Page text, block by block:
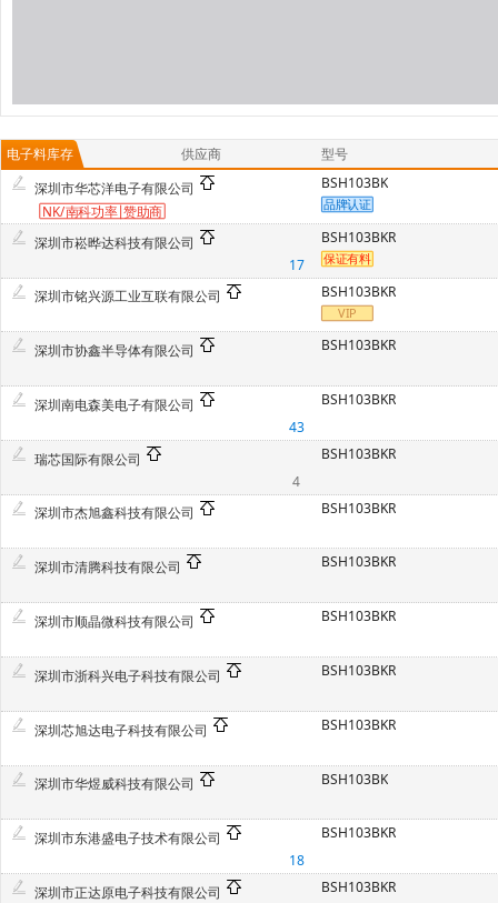
电子料库存 供应商
型号
深圳市华芯洋电子有限公司
NK/南科功率 赞助商
BSH103BK
深圳市崧晔达科技有限公司
17
BSH103BKR
深圳市铭兴源工业互联有限公司 BSH103BKR
深圳市协鑫半导体有限公司 BSH103BKR
深圳南电森美电子有限公司
43
BSH103BKR
瑞芯国际有限公司
4
BSH103BKR
深圳市杰旭鑫科技有限公司 BSH103BKR
深圳市清腾科技有限公司 BSH103BKR
深圳市顺晶微科技有限公司 BSH103BKR
深圳市浙科兴电子科技有限公司 BSH103BKR
深圳芯旭达电子科技有限公司 BSH103BKR
深圳市华煜威科技有限公司 BSH103BK
深圳市东港盛电子技术有限公司
18
BSH103BKR
深圳市正达原电子科技有限公司 BSH103BKR